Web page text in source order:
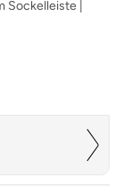
Sockelleiste |